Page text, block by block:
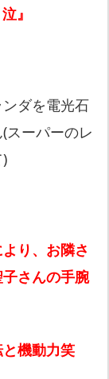
』
ダを電光石
スーパーのレ
り、お隣さ
さんの手腕
機動力笑